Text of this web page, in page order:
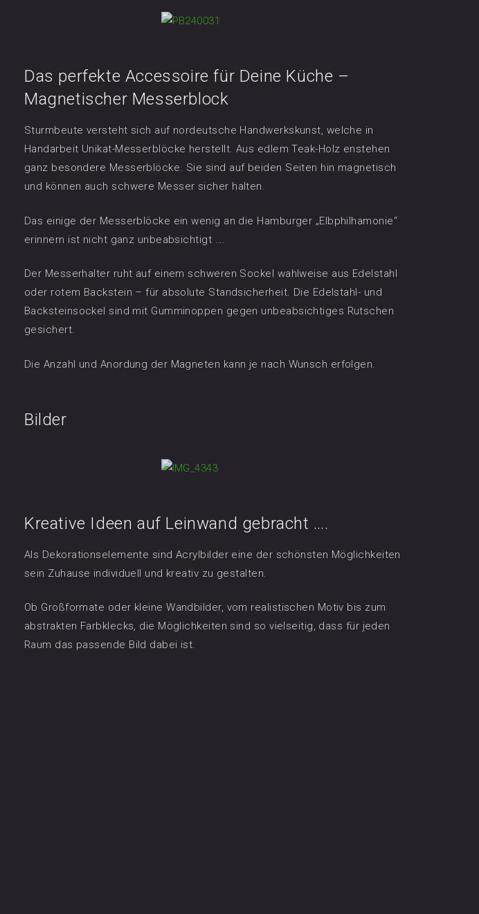
Das perfekte Accessoire für Deine Küche –
Magnetischer Messerblock
Sturmbeute versteht sich auf nordeutsche Handwerkskunst, welche in
Handarbeit Unikat-Messerblöcke herstellt. Aus edlem Teak-Holz enstehen
ganz besondere Messerblöcke. Sie sind auf beiden Seiten hin magnetisch
und können auch schwere Messer sicher halten.
Das einige der Messerblöcke ein wenig an die Hamburger „Elbphilhamonie“
erinnern ist nicht ganz unbeabsichtigt ….
Der Messerhalter ruht auf einem schweren Sockel wahlweise aus Edelstahl
oder rotem Backstein – für absolute Standsicherheit. Die Edelstahl- und
Backsteinsockel sind mit Gumminoppen gegen unbeabsichtiges Rutschen
gesichert.
Die Anzahl und Anordung der Magneten kann je nach Wunsch erfolgen.
Bilder
Kreative Ideen auf Leinwand gebracht ….
Als Dekorationselemente sind Acrylbilder eine der schönsten Möglichkeiten
sein Zuhause individuell und kreativ zu gestalten.
Ob Großformate oder kleine Wandbilder, vom realistischen Motiv bis zum
abstrakten Farbklecks, die Möglichkeiten sind so vielseitig, dass für jeden
Raum das passende Bild dabei ist.